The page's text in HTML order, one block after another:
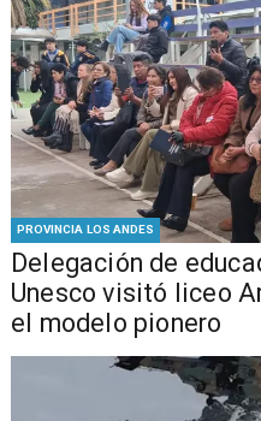
PROVINCIA LOS ANDES
Delegación de
Unesco visitó liceo
el modelo pionero